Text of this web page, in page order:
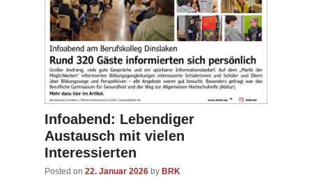
Infoabend: Lebendiger
Austausch mit vielen
Interessierten
Posted on 22. Januar 2026 by BRK